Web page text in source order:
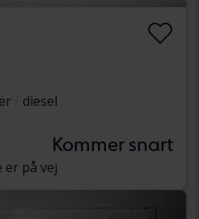
diesel
Kommer snart
på vej